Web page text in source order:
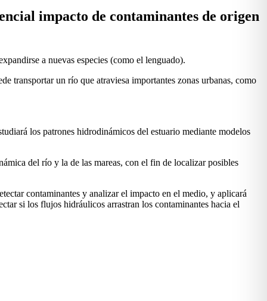
impacto de contaminantes de origen
a nuevas especies (como el lenguado).
transportar un río que atraviesa importantes zonas urbanas, como
los patrones hidrodinámicos del estuario mediante modelos
del río y la de las mareas, con el fin de localizar posibles
contaminantes y analizar el impacto en el medio, y aplicará
si los flujos hidráulicos arrastran los contaminantes hacia el